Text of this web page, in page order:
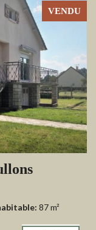
VENDU
87 m²